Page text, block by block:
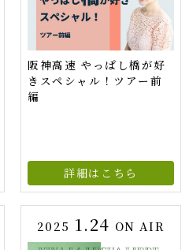
阪神高速 やっぱし橋が好
きスペシャル！ツアー前
編
詳細はこちら
2025 1.24 ON AIR